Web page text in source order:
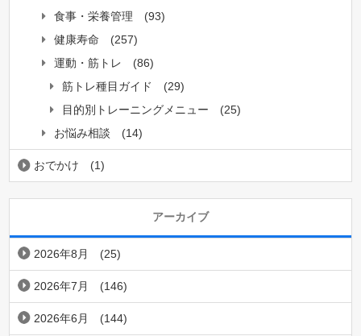
食事・栄養管理
(93)
健康寿命
(257)
運動・筋トレ
(86)
筋トレ種目ガイド
(29)
目的別トレーニングメニュー
(25)
お悩み相談
(14)
おでかけ (1)
アーカイブ
2026年8月 (25)
2026年7月 (146)
2026年6月 (144)